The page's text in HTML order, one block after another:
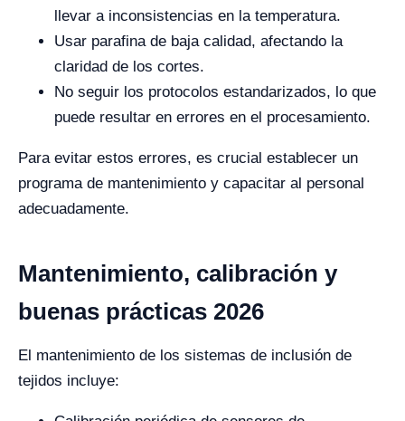
llevar a inconsistencias en la temperatura.
Usar parafina de baja calidad, afectando la
claridad de los cortes.
No seguir los protocolos estandarizados, lo que
puede resultar en errores en el procesamiento.
Para evitar estos errores, es crucial establecer un
programa de mantenimiento y capacitar al personal
adecuadamente.
Mantenimiento, calibración y
buenas prácticas 2026
El mantenimiento de los sistemas de inclusión de
tejidos incluye: